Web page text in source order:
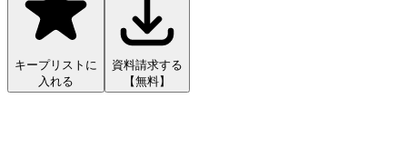
キープリストに
入れる
資料請求する
【無料】